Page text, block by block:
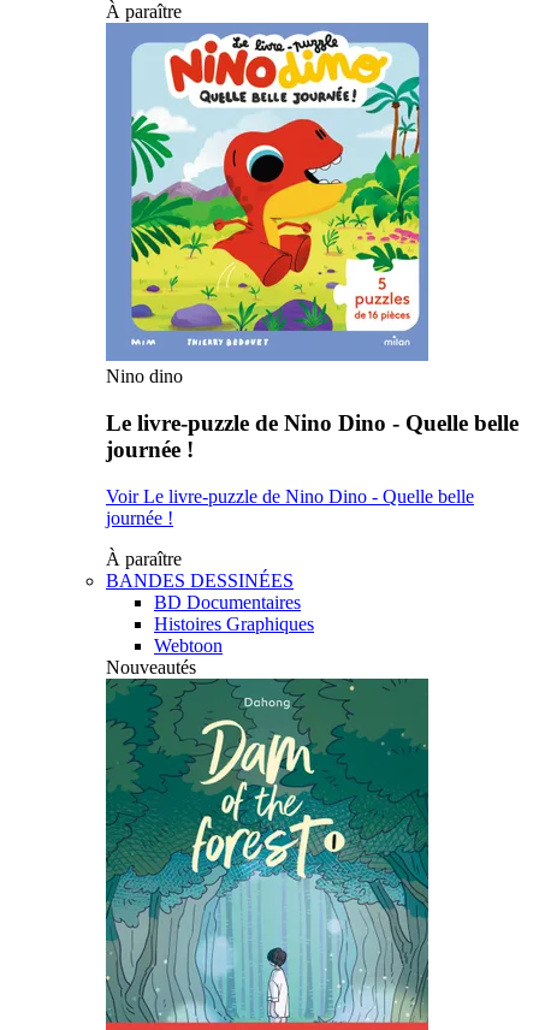
À paraître
Nino dino
Le livre-puzzle de Nino Dino - Quelle belle
journée !
Voir Le livre-puzzle de Nino Dino - Quelle belle
journée !
À paraître
BANDES DESSINÉES
BD Documentaires
Histoires Graphiques
Webtoon
Nouveautés